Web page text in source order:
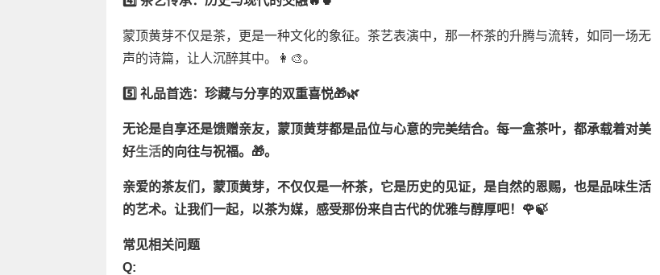
蒙顶黄芽不仅是茶，更是一种文化的象征。茶艺表演中，那一杯茶的升腾与流转，如同一场无
声的诗篇，让人沉醉其中。👩‍🎨。
5️⃣ 礼品首选：珍藏与分享的双重喜悦🎁🌿
无论是自享还是馈赠亲友，蒙顶黄芽都是品位与心意的完美结合。每一盒茶叶，都承载着对美
好生活的向往与祝福。🎁。
亲爱的茶友们，蒙顶黄芽，不仅仅是一杯茶，它是历史的见证，是自然的恩赐，也是品味生活
的艺术。让我们一起，以茶为媒，感受那份来自古代的优雅与醇厚吧！🌹🍃
常见相关问题
Q: